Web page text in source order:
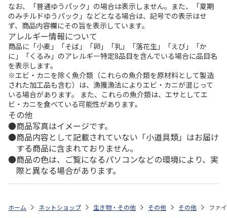
なお、「普通ゆうパック」の場合は表示しません。また、「夏期
のみチルドゆうパック」などとなる場合は、記号での表示はせ
ず、商品内容欄にその旨を表示しています。
アレルギー情報について
商品に「小麦」「そば」「卵」「乳」「落花生」「えび」「か
に」「くるみ」のアレルギー特定8品目を含んでいる場合に品目名
を表示します。
※エビ・カニを除く魚介類（これらの魚介類を原材料として製造
された加工品も含む）は、漁獲漁法によりエビ・カニが混じって
いる場合があります。 また、これらの魚介類は、エサとしてエ
ビ・カニを食べている可能性があります。
その他
商品写真はイメージです。
商品内容として記載されていない「小道具類」はお届け
する商品に含まれておりません。
商品の色は、ご覧になるパソコンなどの環境により、実
際と異なる場合があります。
ホーム ネットショップ 生き物・その他 その他 その他 ファ